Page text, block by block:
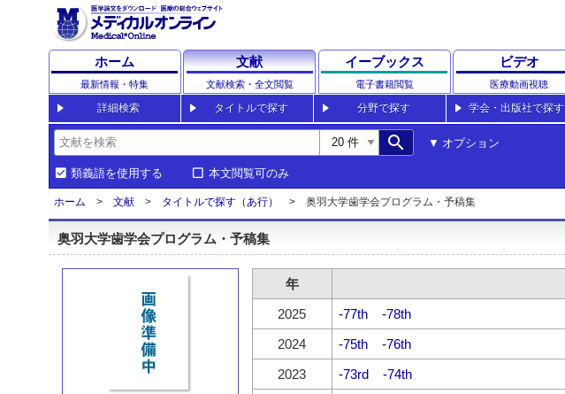
ホーム
最新情報・特集
文献
文献検索・全文閲覧
イーブックス
電子書籍閲覧
ビデオ
医療動画視聴
詳細検索 タイトルで探す 分野で探す 学会・出版社で探す
search オプション
類義語を使用する 本文閲覧可のみ
ホーム 文献 タイトルで探す（あ行） 奥羽大学歯学会プログラム・予稿集
奥羽大学歯学会プログラム・予稿集
年
2025
-77th
-78th
2024
-75th
-76th
2023
-73rd
-74th